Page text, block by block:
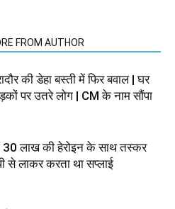
FROM AUTHOR
की डेहा बस्ती में फिर बवाल | घर
पर उतरे लोग | CM के नाम सौंपा
30 लाख की हेरोइन के साथ तस्कर
से लाकर करता था सप्लाई